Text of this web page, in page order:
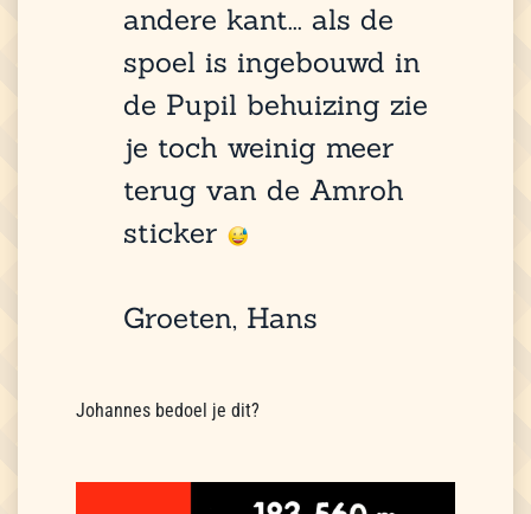
andere kant... als de
spoel is ingebouwd in
de Pupil behuizing zie
je toch weinig meer
terug van de Amroh
sticker
Groeten, Hans
Johannes bedoel je dit?